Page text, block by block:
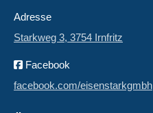
Adresse
Starkweg 3, 3754 Irnfritz
Facebook
facebook.com/eisenstarkgmbh